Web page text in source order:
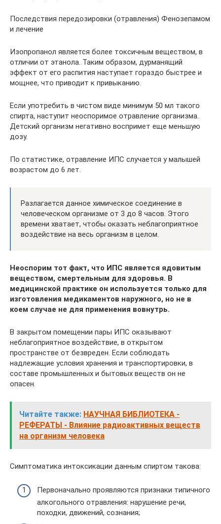
Последствия передозировки (отравления) Фенозепамом
и лечение
Изопропанол является более токсичным веществом, в
отличии от этанола. Таким образом, дурманящий
эффект от его распития наступает гораздо быстрее и
мощнее, что приводит к привыканию.
Если употребить в чистом виде минимум 50 мл такого
спирта, наступит неоспоримое отравление организма.
Детский организм негативно воспримет еще меньшую
дозу.
По статистике, отравление ИПС случается у малышей
возрастом до 6 лет.
Разлагается данное химическое соединение в
человеческом организме от 3 до 8 часов. Этого
времени хватает, чтобы оказать неблагоприятное
воздействие на весь организм в целом.
Неоспорим тот факт, что ИПС является ядовитым
веществом, смертельным для здоровья. В
медицинской практике он используется только для
изготовления медикаментов наружного, но не в
коем случае не для применения вовнутрь.
В закрытом помещении пары ИПС оказывают
неблагоприятное воздействие, в открытом
пространстве от безвреден. Если соблюдать
надлежащие условия хранения и транспортировки, в
составе промышленных и бытовых веществ он не
опасен.
Читайте также: НАУЧНАЯ БИБЛИОТЕКА -
РЕФЕРАТЫ - Влияние радиоактивных веществ
на организм человека
Симптоматика интоксикации данным спиртом такова:
Первоначально проявляются признаки типичного
алкогольного отравления: нарушение речи,
походки, движений, сознания;